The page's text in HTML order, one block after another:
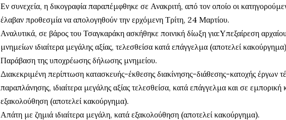
Εν συνεχεία, η δικογραφία παραπέμφθηκε σε Ανακριτή, από τον οποίο οι
έλαβαν προθεσμία να απολογηθούν την ερχόμενη Τρίτη, 24 Μαρτίου.
Αναλυτικά, σε βάρος του Τσαγκαράκη ασκήθηκε ποινική δίωξη για:Υπεξαίρεση
μνημείων ιδιαίτερα μεγάλης αξίας, τελεσθείσα κατά επάγγελμα (αποτελεί
Παράβαση της υποχρέωσης δήλωσης μνημείου.
Διακεκριμένη περίπτωση κατασκευής-έκθεσης διακίνησης-διάθεσης-κατοχής έργων
παραπλάνησης, ιδιαίτερα μεγάλης αξίας τελεσθείσα, κατά επάγγελμα και σε εμπορική
εξακολούθηση (αποτελεί κακούργημα).
Απάτη με ζημιά ιδιαίτερα μεγάλη, κατά εξακολούθηση (αποτελεί κακούργημα).